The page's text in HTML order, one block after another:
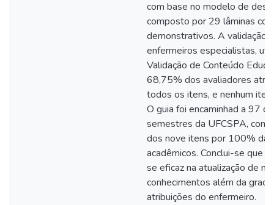
com base no modelo de
composto por 29 lâminas
demonstrativos. A validação
enfermeiros especialistas,
Validação de Conteúdo
68,75% dos avaliadores
todos os itens, e nenhum
O guia foi encaminhad a 97
semestres da UFCSPA, com
dos nove itens por 100% da
acadêmicos. Conclui-se que
se eficaz na atualização de
conhecimentos além da
atribuições do enfermeiro.